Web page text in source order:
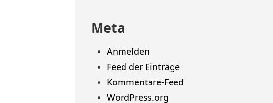
Meta
Anmelden
Feed der Einträge
Kommentare-Feed
WordPress.org